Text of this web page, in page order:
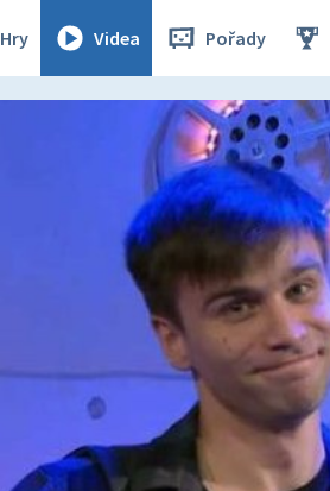
Hry Videa Pořady